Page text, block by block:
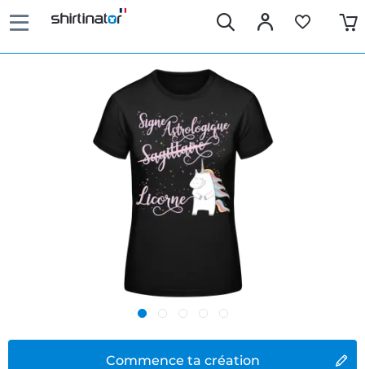
Commence ta création